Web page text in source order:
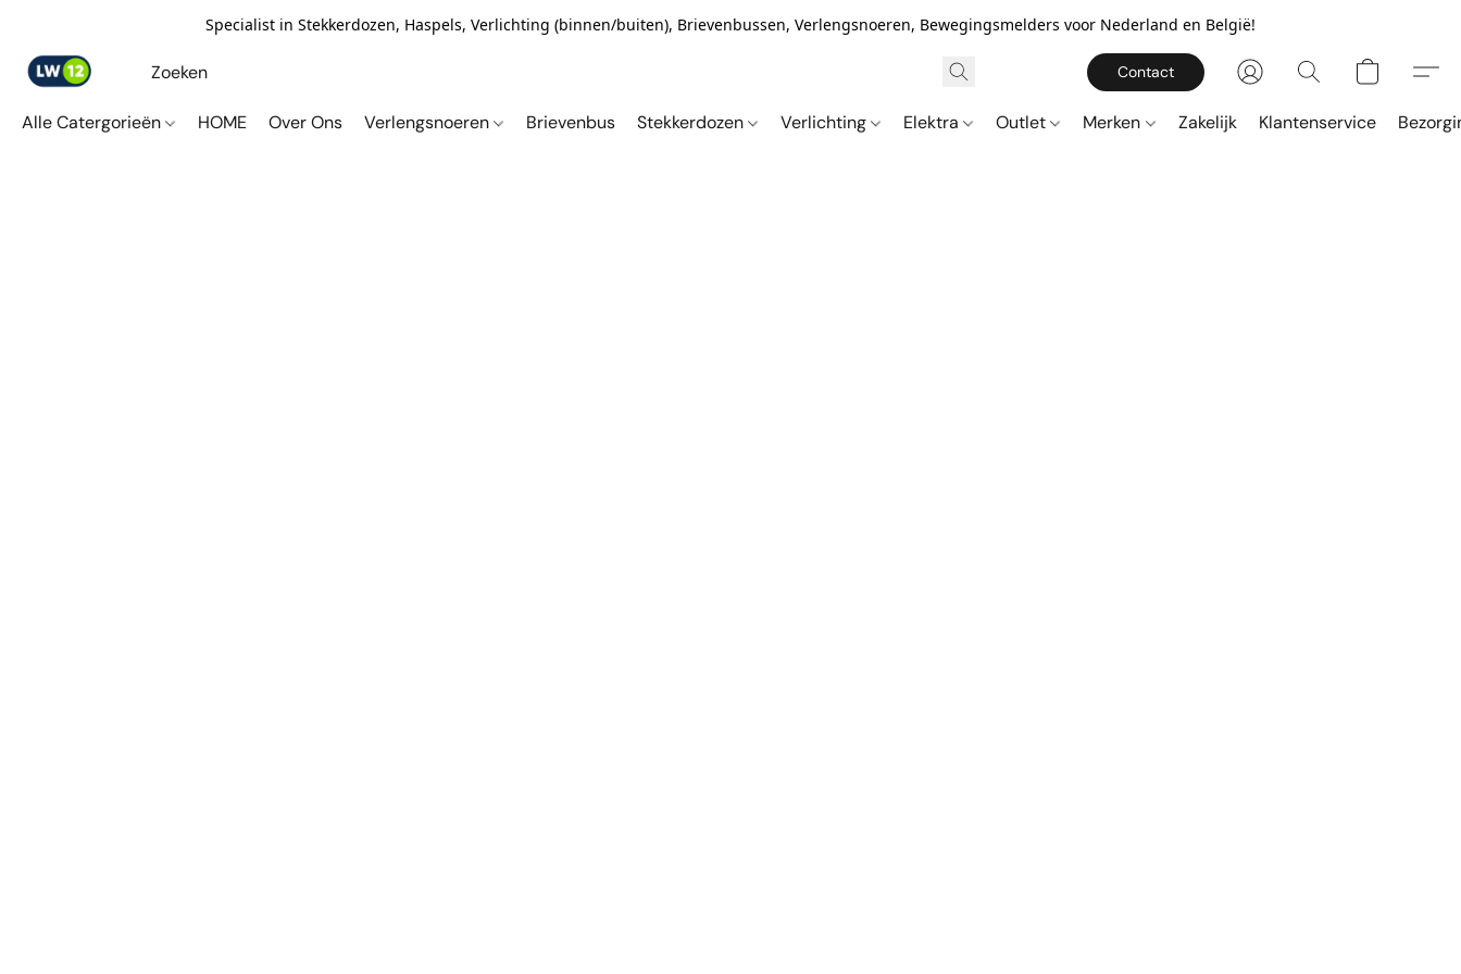
Specialist in Stekkerdozen, Haspels, Verlichting (binnen/buiten), Brievenbussen, Verlengsnoeren, Bewegingsmelders voor Nederland en België!
Contact
Alle Catergorieën HOME Over Ons Verlengsnoeren Brievenbus Stekkerdozen Verlichting Elektra Outlet Merken Zakelijk Klantenservice